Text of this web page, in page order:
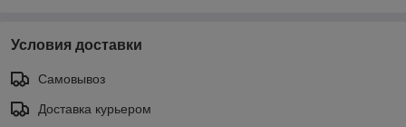
Условия доставки
Самовывоз
Доставка курьером